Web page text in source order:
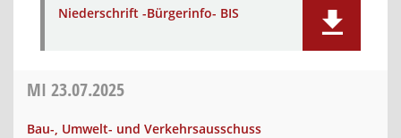
Niederschrift -Bürgerinfo- BIS
MI 23.07.2025
Bau-, Umwelt- und Verkehrsausschuss